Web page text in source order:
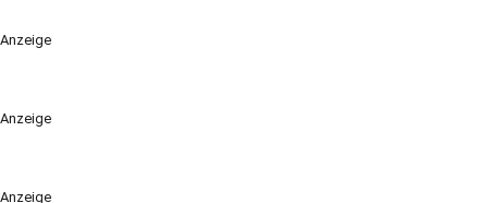
Anzeige
Anzeige
Anzeige